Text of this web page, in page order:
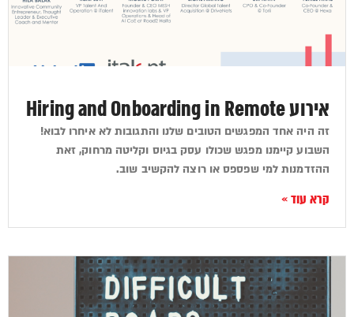
אירוע Hiring and Onboarding in Remote
זה היה אחד המפגשים הטובים שלנו והתגובות לא איחרו לבוא!
השבוע קיימנו מפגש שכולו עסק בגיוס וקליטה מרחוק, זאת
ההזדמנות למי שפספס או רוצה להקשיב שוב.
קרא עוד »